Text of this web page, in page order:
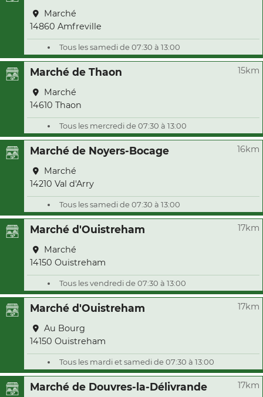
Marché
14860 Amfreville
Tous les samedi de 07:30 à 13:00
Marché de Thaon 15km
Marché
14610 Thaon
Tous les mercredi de 07:30 à 13:00
Marché de Noyers-Bocage 16km
Marché
14210 Val d'Arry
Tous les samedi de 07:30 à 13:00
Marché d'Ouistreham 17km
Marché
14150 Ouistreham
Tous les vendredi de 07:30 à 13:00
Marché d'Ouistreham 17km
Au Bourg
14150 Ouistreham
Tous les mardi et samedi de 07:30 à 13:00
Marché de Douvres-la-Délivrande 17km